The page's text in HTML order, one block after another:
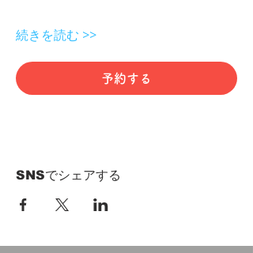
続きを読む >>
予約する
SNSでシェアする